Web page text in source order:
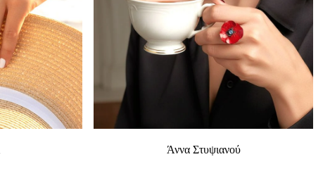
Άννα Στυψιανού